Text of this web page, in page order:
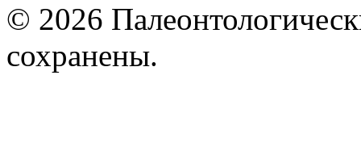
© 2026
сохранены.